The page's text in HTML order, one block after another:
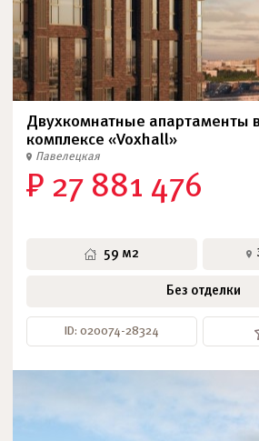
Двухкомнатные апартаменты
комплексе «Voxhall»
Павелецкая
₽ 27 881 476
59 м2
Без отделки
ID: 020074-28324